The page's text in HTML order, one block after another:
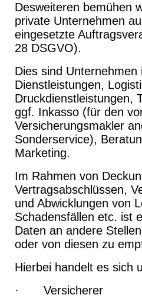
Desweiteren bemühen
private Unternehmen
eingesetzte
28 DSGVO).
Dies sind
Dienstleistungen,
Druckdienstleistungen,
ggf. Inkasso (für den
Versicherungsmakler
Sonderservice),
Marketing.
Im Rahmen von
Vertragsabschlüssen,
und Abwicklungen von
Schadensfällen etc. ist
Daten an andere
oder von diesen zu
Hierbei handelt es sich
· Versicherer